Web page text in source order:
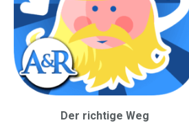
Der richtige Weg